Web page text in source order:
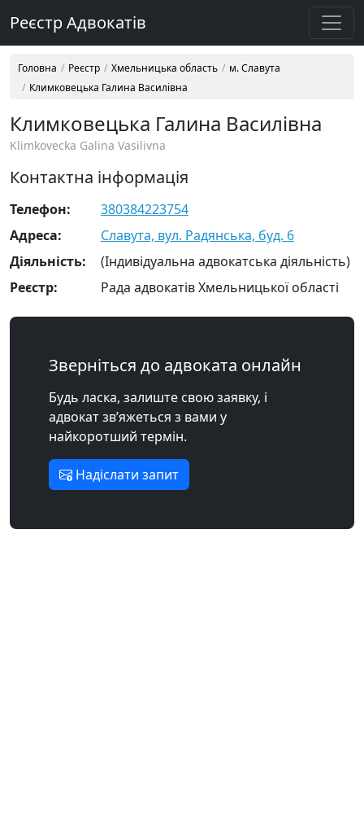
Реєстр Адвокатів
Головна Реєстр Хмельницька область
м. Славута
Климковецька Галина Василівна
Климковецька Галина Василівна
Klimkovecka Galina Vasilivna
Контактна інформація
Телефон:
380384223754
Адреса:
Славута, вул. Радянська, буд. 6
Діяльність:
(Індивідуальна адвокатська діяльність)
Реєстр:
Рада адвокатів Хмельницької області
Зверніться до адвоката онлайн
Будь ласка, залиште свою заявку, і
адвокат зв’яжеться з вами у
найкоротший термін.
Надіслати запит